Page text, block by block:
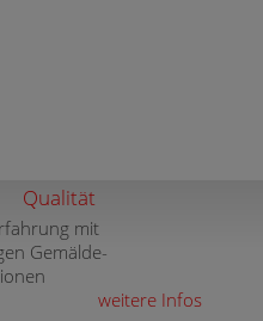
Qualität
mit
Gemälde-
weitere Infos